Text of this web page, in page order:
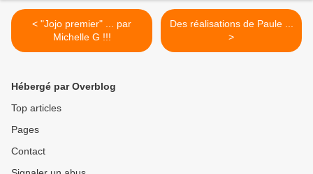
< "Jojo premier" ... par
Michelle G !!!
Des réalisations de Paule ...
>
Hébergé par Overblog
Top articles
Pages
Contact